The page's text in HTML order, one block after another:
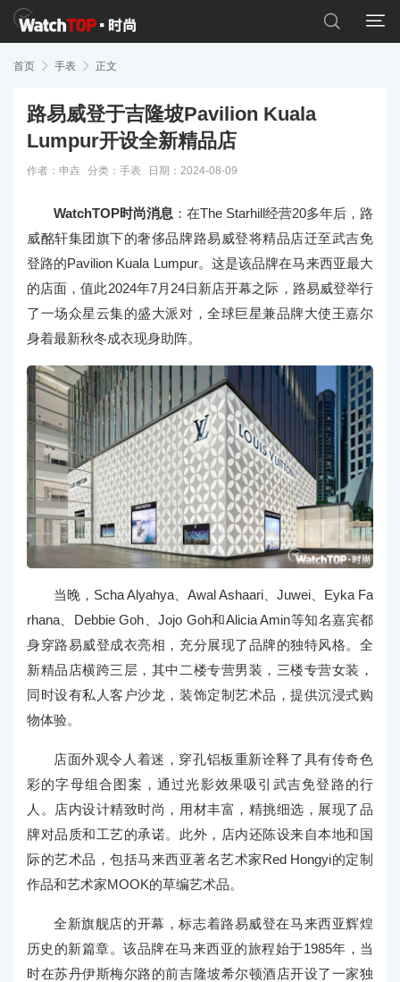


首页  手表  正文
路易威登于吉隆坡Pavilion Kuala
Lumpur开设全新精品店
作者：申垚 分类： 手表 日期：2024-08-09
WatchTOP时尚消息 ：在The Starhill经营20多年后，路
威酩轩集团旗下的奢侈品牌路易威登将精品店迁至武吉免
登路的Pavilion Kuala Lumpur。这是该品牌在马来西亚最大
的店面，值此2024年7月24日新店开幕之际，路易威登举行
了一场众星云集的盛大派对，全球巨星兼品牌大使王嘉尔
身着最新秋冬成衣现身助阵。
当晚，Scha Alyahya、Awal Ashaari、Juwei、Eyka Fa
rhana、Debbie Goh、Jojo Goh和Alicia Amin等知名嘉宾都
身穿路易威登成衣亮相，充分展现了品牌的独特风格。全
新精品店横跨三层，其中二楼专营男装，三楼专营女装，
同时设有私人客户沙龙，装饰定制艺术品，提供沉浸式购
物体验。
店面外观令人着迷，穿孔铝板重新诠释了具有传奇色
彩的字母组合图案，通过光影效果吸引武吉免登路的行
人。店内设计精致时尚，用材丰富，精挑细选，展现了品
牌对品质和工艺的承诺。此外，店内还陈设来自本地和国
际的艺术品，包括马来西亚著名艺术家Red Hongyi的定制
作品和艺术家MOOK的草编艺术品。
全新旗舰店的开幕，标志着路易威登在马来西亚辉煌
历史的新篇章。该品牌在马来西亚的旅程始于1985年，当
时在苏丹伊斯梅尔路的前吉隆坡希尔顿酒店开设了一家独